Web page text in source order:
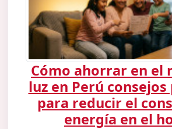
Cómo ahorrar en el
luz en Perú
para reducir el
energía en el